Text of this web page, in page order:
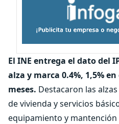
El INE entrega el dato del
alza y marca 0.4%, 1,5%
meses. Destacaron las
de vivienda y servicios
equipamiento y mantención